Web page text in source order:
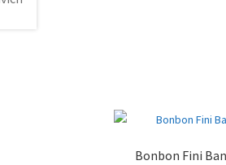
Bonbon Fini